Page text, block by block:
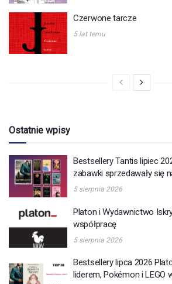
Czerwone tarcze
5 lat temu
Ostatnie wpisy
Bestsellery Tantis lipiec
zabawki sprzedawały się
5 sierpnia 2026
Platon i Wydawnictwo
współpracę
5 sierpnia 2026
Bestsellery lipca 2026
liderem, Pokémon i LEGO